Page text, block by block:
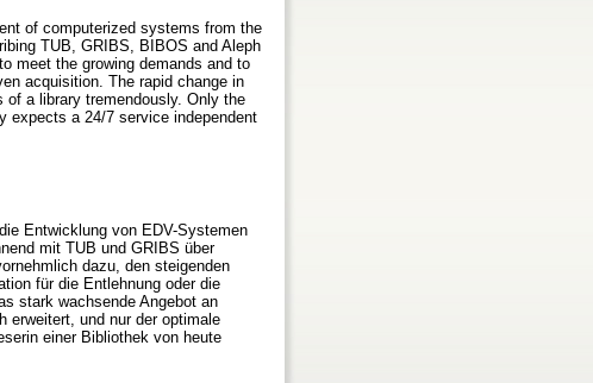
of computerized systems from the
TUB, GRIBS, BIBOS and Aleph
meet the growing demands and to
acquisition. The rapid change in
a library tremendously. Only the
expects a 24/7 service independent
Entwicklung von EDV-Systemen
mit TUB und GRIBS über
dazu, den steigenden
für die Entlehnung oder die
stark wachsende Angebot an
erweitert, und nur der optimale
einer Bibliothek von heute